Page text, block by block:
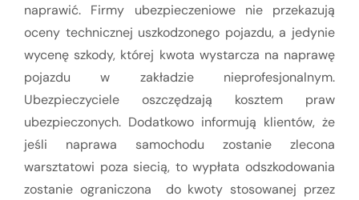
naprawić. Firmy ubezpieczeniowe nie przekazują
oceny technicznej uszkodzonego pojazdu, a jedynie
wycenę szkody, której kwota wystarcza na naprawę
pojazdu w zakładzie nieprofesjonalnym.
Ubezpieczyciele oszczędzają kosztem praw
ubezpieczonych. Dodatkowo informują klientów, że
jeśli naprawa samochodu zostanie zlecona
warsztatowi poza siecią, to wypłata odszkodowania
zostanie ograniczona do kwoty stosowanej przez